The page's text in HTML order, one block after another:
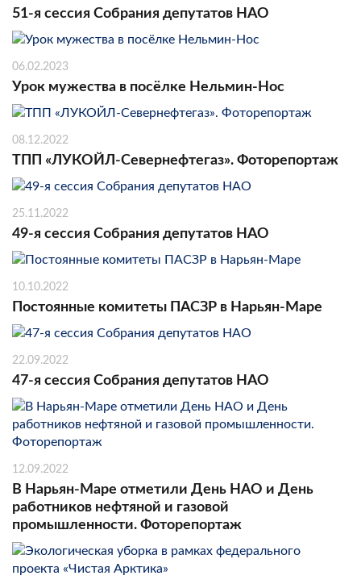
51-я сессия Собрания депутатов НАО
06.02.2023
Урок мужества в посёлке Нельмин-Нос
08.12.2022
ТПП «ЛУКОЙЛ-Севернефтегаз». Фоторепортаж
25.11.2022
49-я сессия Собрания депутатов НАО
10.10.2022
Постоянные комитеты ПАСЗР в Нарьян-Маре
22.09.2022
47-я сессия Собрания депутатов НАО
12.09.2022
В Нарьян-Маре отметили День НАО и День
работников нефтяной и газовой
промышленности. Фоторепортаж